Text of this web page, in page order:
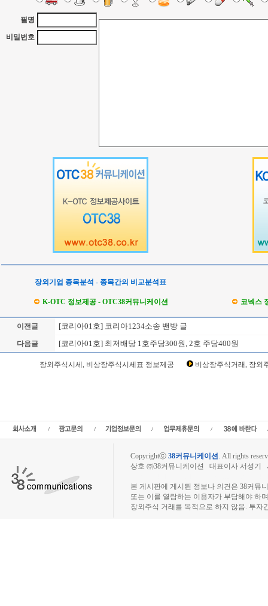
필명
비밀번호
장외기업 종목분석 - 종목간의 비교분석표
K-OTC 정보제공 - OTC38커뮤니케이션 코넥스
이전글 [코리아01호] 코리아1234소송 밴방 글
다음글 [코리아01호] 최저배당 1호주당300원, 2호 주당400원
장외주식시세, 비상장주식시세표 정보제공
비상장주식거래, 장외
Copyrightⓒ 38커뮤니케이션. All rights
상호 ㈜38커뮤니케이션 대표이사 서성기
본 게시판에 게시된 정보나 의견은 38커뮤
또는 이를 열람하는 이용자가 부담해야 하
장외주식 거래를 목적으로 하지 않음. 투